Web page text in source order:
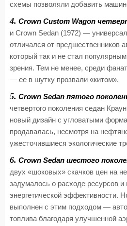
схемы позволяли добавить
4. Crown Custom Wagon
и Crown Sedan (1972) —
отличался от предшественников
который так и не стал
зрения. Тем не менее, среди
— ее в шутку прозвали «китом».
5. Crown Sedan пятого
четвертого поколения седан
новый дизайн с угловатыми
продавалась, несмотря на
ужесточившиеся экологические
6. Crown Sedan шестого
двух «шоковых» скачков цен на
задумалось о расходе ресурсов и
энергетической эффективности.
выполнен с этим подходом —
топлива благодаря улучшенной